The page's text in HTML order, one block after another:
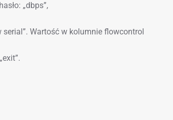
„dbps”,
Wartość w kolumnie flowcontrol